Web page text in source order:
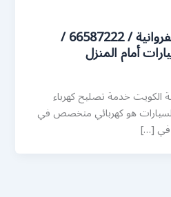
رقم كهربائي سيارات الفروانية / 66587222 /
أمام المنزل
الكويت خدمة تصليح كهرباء
السيارات هو كهربائي متخصص في
في […]